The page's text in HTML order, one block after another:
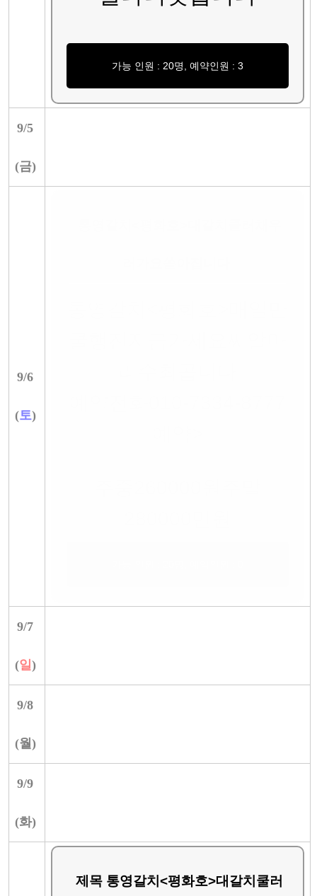
가능 인원 : 20명, 예약인원 : 3
9/5
(금)
9/6
(토)
9/7
(일 )
9/8
(월 )
9/9
(화)
제목 통영갈치<평화호>대갈치쿨러